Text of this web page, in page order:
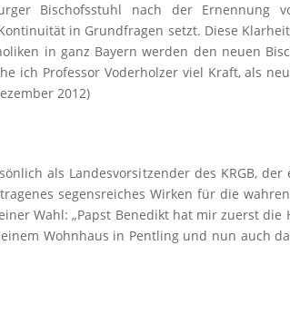
Bischofsstuhl nach der
in Grundfragen setzt. Diese
in ganz Bayern werden den neuen
ich Professor Voderholzer viel Kraft, als
2012)
als Landesvorsitzender des KRGB,
segensreiches Wirken für die
Wahl: „Papst Benedikt hat mir zuerst
Wohnhaus in Pentling und nun auch